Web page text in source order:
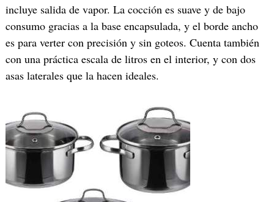
incluye salida de vapor. La cocción es suave y de bajo
consumo gracias a la base encapsulada, y el borde ancho
es para verter con precisión y sin goteos. Cuenta también
con una práctica escala de litros en el interior, y con dos
asas laterales que la hacen ideales.